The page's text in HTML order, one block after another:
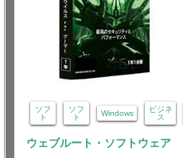
ソフ
ト
ソフ
ト
Windows
ビジネ
ス
ウェブルート・ソフトウェア